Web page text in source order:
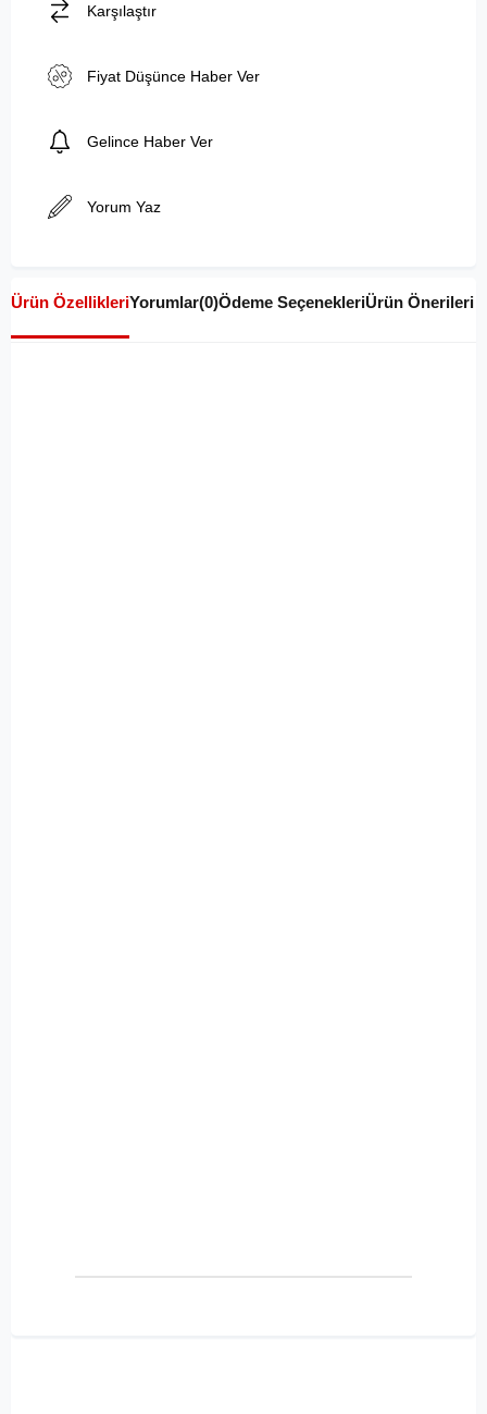
Karşılaştır
Fiyat Düşünce Haber Ver
Gelince Haber Ver
Yorum Yaz
Ürün ÖzellikleriYorumlar(0)Ödeme SeçenekleriÜrün Önerileri